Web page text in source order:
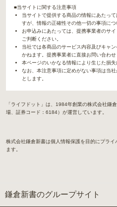
■当サイトに関する注意事項
当サイトで提供する商品の情報にあたっ
すが、情報の正確性その他一切の事項に
お申込みにあたっては、提携事業者のサ
ご判断ください。
当社では各商品のサービス内容及びキャ
かねます。提携事業者に直接お問い合わせ
本ページのいかなる情報により生じた損
なお、本注意事項に定めがない事項は当
とします。
「ライフドット」は、1984年創業の株式会社鎌
場、証券コード：6184）が運営しています。
株式会社鎌倉新書は個人情報保護を目的にプラ
ます。
鎌倉新書のグループサイト